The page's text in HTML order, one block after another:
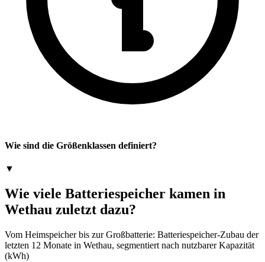
Wie sind die Größenklassen definiert?
▼
Wie viele Batteriespeicher kamen in
Wethau zuletzt dazu?
Vom Heimspeicher bis zur Großbatterie: Batteriespeicher-Zubau der
letzten 12 Monate in Wethau, segmentiert nach nutzbarer Kapazität
(kWh)